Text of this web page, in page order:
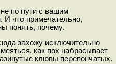
по пути с вашим
И что примечательно,
понять, почему.
захожу исключительно
как пох набрасывает
клювы перепончатых.